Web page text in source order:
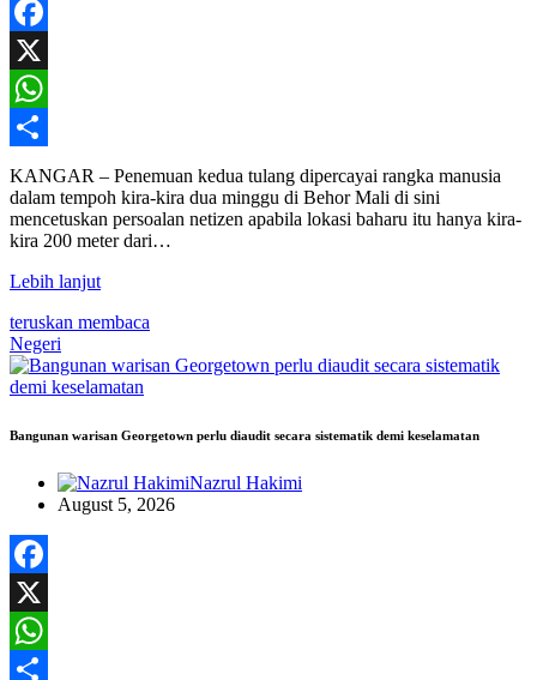
Facebook
X
WhatsApp
Share
KANGAR – Penemuan kedua tulang dipercayai rangka manusia
dalam tempoh kira-kira dua minggu di Behor Mali di sini
mencetuskan persoalan netizen apabila lokasi baharu itu hanya kira-
kira 200 meter dari…
Lebih lanjut
teruskan membaca
Negeri
Bangunan warisan Georgetown perlu diaudit secara sistematik demi keselamatan
Nazrul Hakimi
August 5, 2026
Facebook
X
WhatsApp